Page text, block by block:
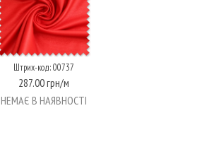
Штрих-код: 00737
287.00 грн/м
НЕМАЄ В НАЯВНОСТІ